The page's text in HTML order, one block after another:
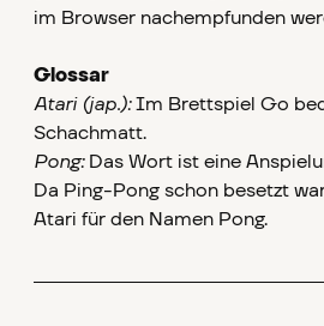
im Browser nachempfunden
Glossar
Atari (jap.):Im Brettspiel Go
Schachmatt.
Pong:Das Wort ist eine
Da Ping-Pong schon besetzt
Atari für den Namen Pong.